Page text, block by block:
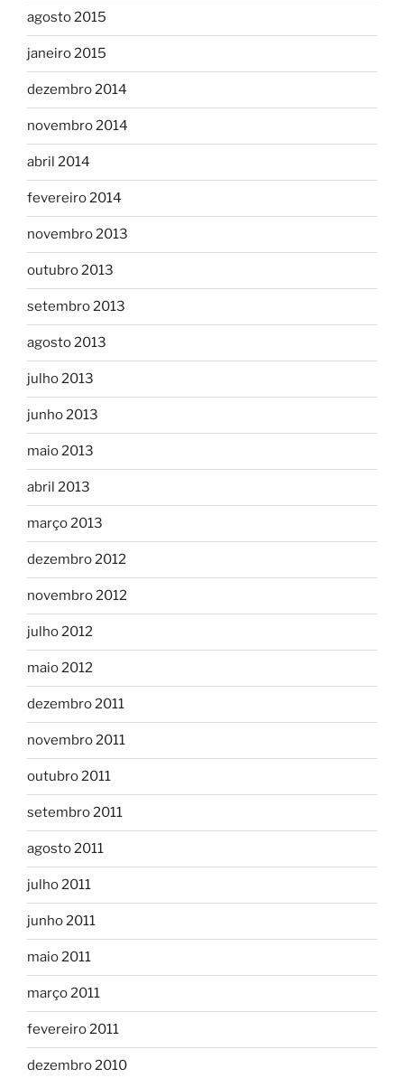
agosto 2015
janeiro 2015
dezembro 2014
novembro 2014
abril 2014
fevereiro 2014
novembro 2013
outubro 2013
setembro 2013
agosto 2013
julho 2013
junho 2013
maio 2013
abril 2013
março 2013
dezembro 2012
novembro 2012
julho 2012
maio 2012
dezembro 2011
novembro 2011
outubro 2011
setembro 2011
agosto 2011
julho 2011
junho 2011
maio 2011
março 2011
fevereiro 2011
dezembro 2010